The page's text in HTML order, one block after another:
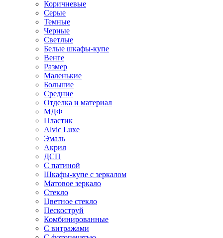
Коричневые
Серые
Темные
Черные
Светлые
Белые шкафы-купе
Венге
Размер
Маленькие
Большие
Средние
Отделка и материал
МДФ
Пластик
Alvic Luxe
Эмаль
Акрил
ДСП
С патиной
Шкафы-купе с зеркалом
Матовое зеркало
Стекло
Цветное стекло
Пескоструй
Комбинированные
С витражами